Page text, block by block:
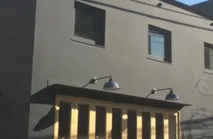
目２-８ W5
blog/a-home-in-
of-impermanence/